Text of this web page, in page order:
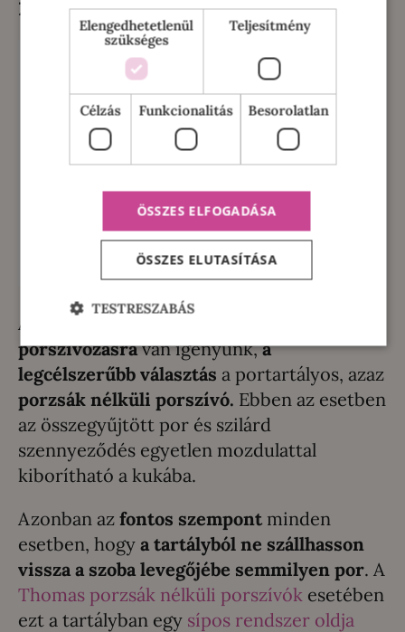
Amennyiben alap,
porszívózásravan igényünk,a
legcélszerűbb választás a portartályos, azaz
porzsák nélküli porszívó. Ebben az esetben
az összegyűjtött por és szilárd
szennyeződés egyetlen mozdulattal
kiborítható a kukába.
Azonban az fontos szempontminden
esetben, hogy a tartályból ne szállhasson
vissza a szoba levegőjébe semmilyen por. A
Thomas porzsák nélküli porszívók esetében
ezt a tartályban egy sípos rendszer oldja
Elengedhetetlenül
szükséges
Teljesítmény
Célzás Funkcionalitás Besorolatlan
ÖSSZES ELFOGADÁSA
ÖSSZES ELUTASÍTÁSA
TESTRESZABÁS